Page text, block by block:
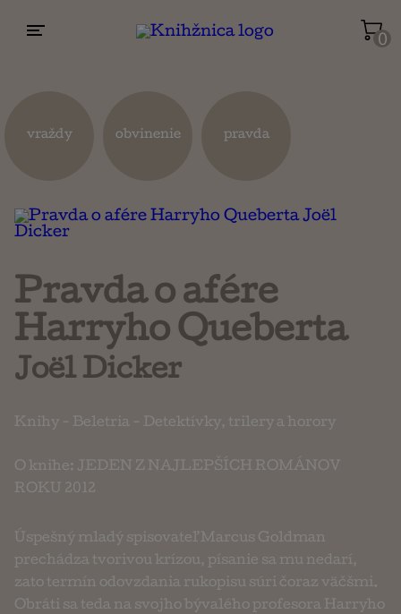
0
Náboženstvo a ezoterika
vraždy obvinenie pravda
Pravda o afére
Harryho Queberta
Joël Dicker
Knihy - Beletria - Detektívky, trilery a horory
O knihe: JEDEN Z NAJLEPŠÍCH ROMÁNOV
ROKU 2012
Úspešný mladý spisovateľ Marcus Goldman
prechádza tvorivou krízou, písanie sa mu nedarí,
zato termín odovzdania rukopisu súri čoraz väčšmi.
Obráti sa teda na svojho bývalého profesora Harryho